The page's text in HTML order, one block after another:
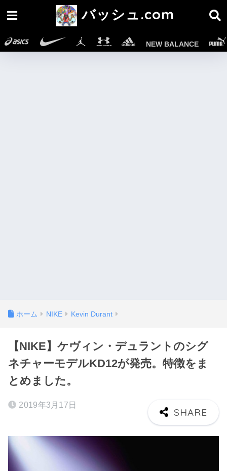
バッシュ.com
NEW BALANCE
ホーム NIKE Kevin Durant
【NIKE】ケヴィン・デュラントのシグ
ネチャーモデルKD12が発売。特徴をま
とめました。
2019年3月17日